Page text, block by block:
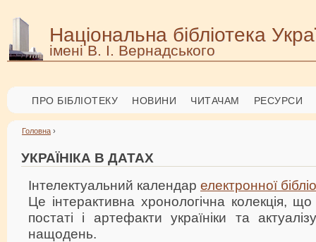
Національна бібліотека
імені В. І. Вернадського
ПРО БІБЛІОТЕКУ НОВИНИ ЧИТАЧАМ РЕСУРСИ
Головна ›
УКРАЇНІКА В ДАТАХ
Інтелектуальний календар електронної
Це інтерактивна хронологічна колекція, що
постаті і артефакти україніки та
нащодень.